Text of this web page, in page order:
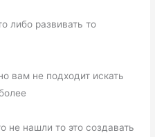
либо развивать то
вам не подходит искать
не нашли то это создавать